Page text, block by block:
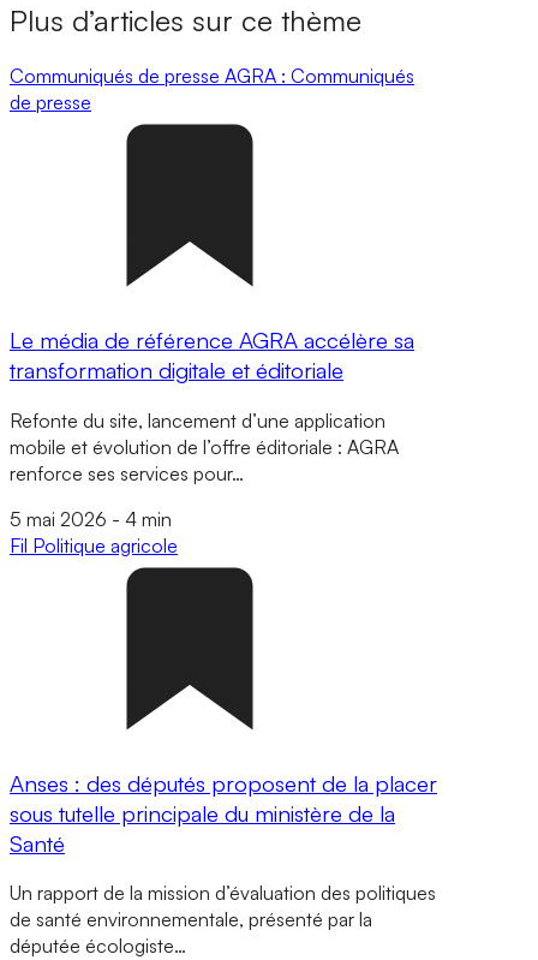
Plus d’articles sur ce thème
Communiqués de presse AGRA : Communiqués
de presse
Le média de référence AGRA accélère sa
transformation digitale et éditoriale
Refonte du site, lancement d’une application
mobile et évolution de l’offre éditoriale : AGRA
renforce ses services pour…
5 mai 2026 - 4 min
Fil Politique agricole
Anses : des députés proposent de la placer
sous tutelle principale du ministère de la
Santé
Un rapport de la mission d’évaluation des politiques
de santé environnementale, présenté par la
députée écologiste…